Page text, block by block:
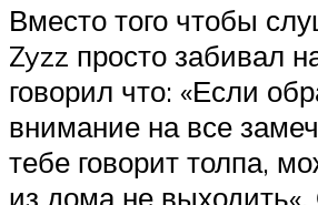
Вместо того чтобы
Zyzz просто забивал
говорил что: «Если
внимание на все
тебе говорит толпа,
из дома не